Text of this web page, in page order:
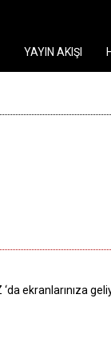
YAYIN AKIŞI
ekranlarınıza